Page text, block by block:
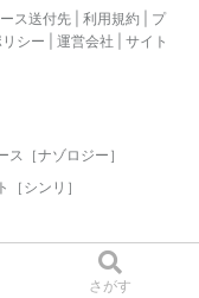
さがす
ス送付先 利用規約
プ
シー 運営会社
サイト
ス［ナゾロジー］
［シンリ］